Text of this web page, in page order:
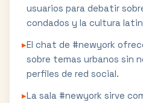
usuarios para debatir
condados y la cultura
▸El chat de #newyork
sobre temas urbanos sin
perfiles de red social.
▸La sala #newyork sirve